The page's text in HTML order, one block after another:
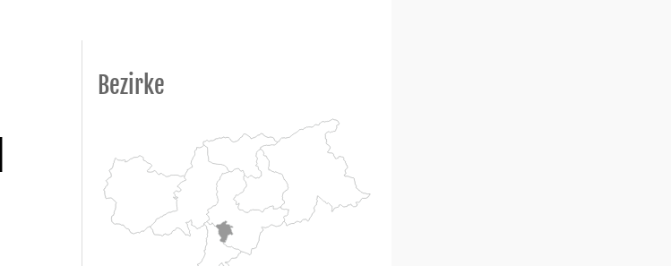
Bezirke